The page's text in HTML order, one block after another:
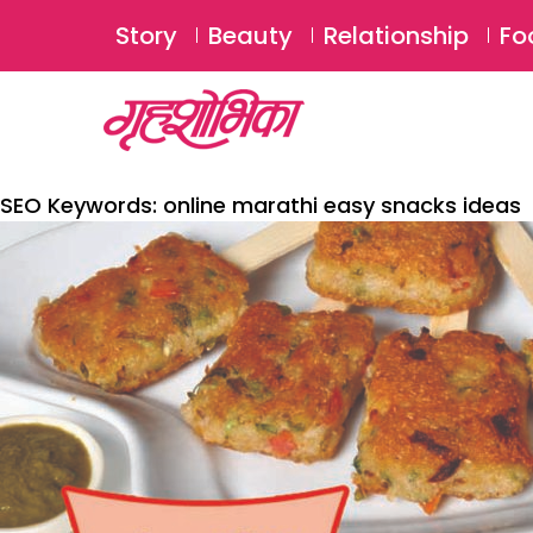
Story Beauty Relationship
SEO Keywords: online marathi easy snacks ideas